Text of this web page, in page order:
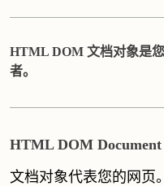
HTML DOM 文档对象是
者。
HTML DOM
文档对象代表您的网页。